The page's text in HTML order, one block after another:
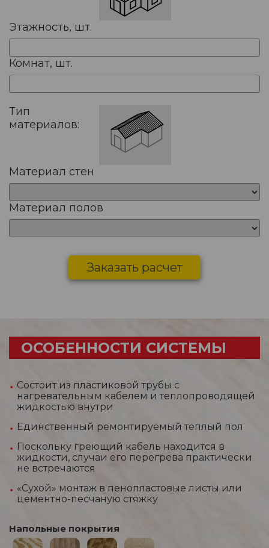
Этажность, шт.
Комнат, шт.
Тип
материалов:
Материал стен
Материал полов
Заказать расчет
ОСОБЕННОСТИ СИСТЕМЫ
Состоит из пластиковой трубы с
нагревательным кабелем и теплопроводящей
жидкостью внутри
Единственный ремонтируемый теплый пол
Поскольку греющий кабель находится в
жидкости, случаи его перегрева практически
не встречаются
«Сухой» монтаж в пенопластовые листы или
цементно-песчаную стяжку
Напольные покрытия